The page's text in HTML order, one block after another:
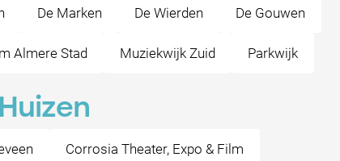
De Marken De Wierden De Gouwen
Almere Stad Muziekwijk Zuid Parkwijk
Corrosia Theater, Expo & Film